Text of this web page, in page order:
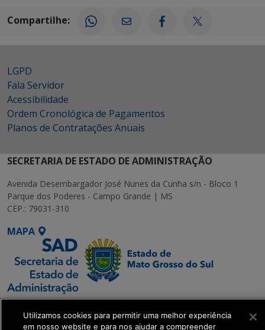
Compartilhe:
LGPD
Fala Servidor
Acessibilidade
Ordem Cronológica de Pagamentos
Planos de Contratações Anuais
SECRETARIA DE ESTADO DE ADMINISTRAÇÃO
Avenida Desembargador José Nunes da Cunha s/n - Bloco 1
Parque dos Poderes - Campo Grande | MS
CEP.: 79031-310
MAPA
Executiva de
Utilizamos cookies para permitir uma melhor experiência
em nosso website e para nos ajudar a compreender